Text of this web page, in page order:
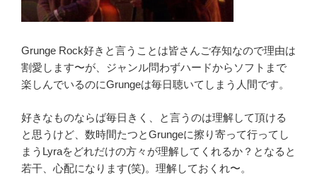
Grunge Rock好きと言うことは皆さんご存知なので理由は
割愛します〜が、ジャンル問わずハードからソフトまで
楽しんでいるのにGrungeは毎日聴いてしまう人間です。
好きなものならば毎日きく、と言うのは理解して頂ける
と思うけど、数時間たつとGrungeに擦り寄って行ってし
まうLyraをどれだけの方々が理解してくれるか？となると
若干、心配になります(笑)。理解しておくれ〜。